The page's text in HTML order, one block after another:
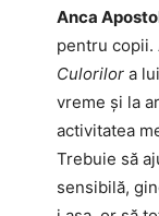
Anca
pentru copii.
Culorilor a
vreme și la
activitatea
Trebuie să
sensibilă,